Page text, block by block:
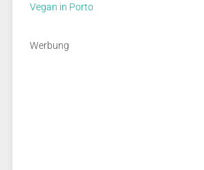
Vegan in Porto
Werbung